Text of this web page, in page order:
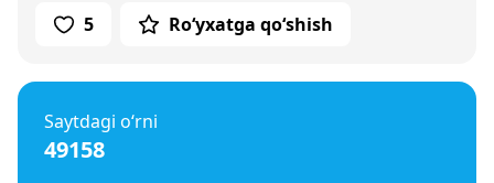
5 Ro‘yxatga qo‘shish
Saytdagi o‘rni
49158